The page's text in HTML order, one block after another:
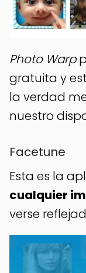
Photo Warp
gratuita y
la verdad
nuestro
Facetune
Esta es la
cualquier
verse